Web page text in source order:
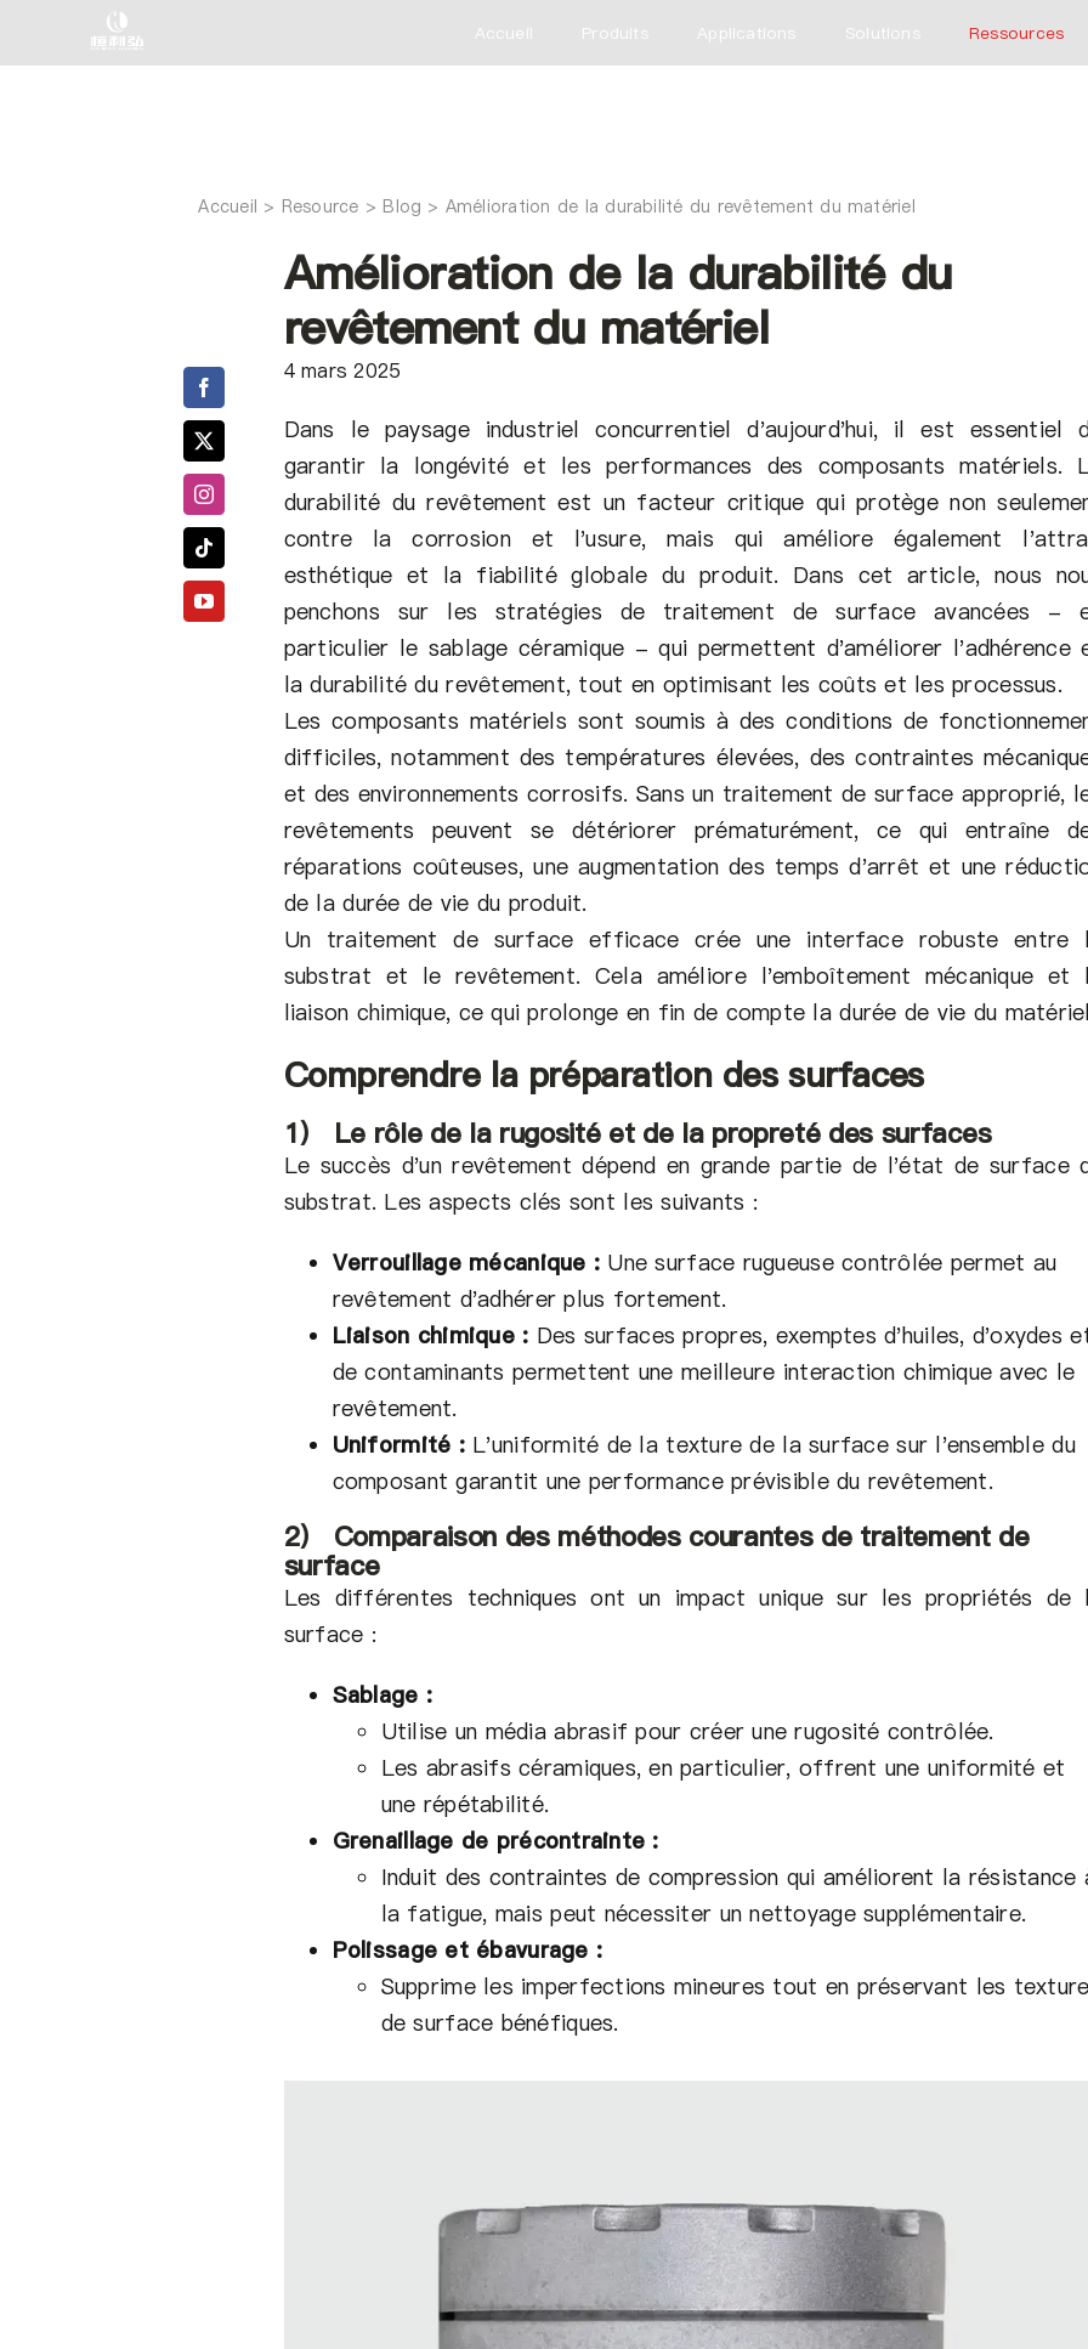
Accueil Produits Applications Solutions Ressources
Accueil Amélioration de la durabilité du revêtement du matériel
Amélioration de la durabilité du
revêtement du matériel
4 mars 2025
Dans le paysage industriel concurrentiel d'aujourd'hui, il est essentiel
garantir la longévité et les performances des composants matériels.
durabilité du revêtement est un facteur critique qui protège non
contre la corrosion et l'usure, mais qui améliore également
esthétique et la fiabilité globale du produit. Dans cet article, nous
penchons sur les stratégies de traitement de surface avancées -
particulier le sablage céramique - qui permettent d'améliorer l'adhérence
la durabilité du revêtement, tout en optimisant les coûts et les processus.
Les composants matériels sont soumis à des conditions de
difficiles, notamment des températures élevées, des contraintes
et des environnements corrosifs. Sans un traitement de surface approprié,
revêtements peuvent se détériorer prématurément, ce qui entraîne
réparations coûteuses, une augmentation des temps d'arrêt et une
de la durée de vie du produit.
Un traitement de surface efficace crée une interface robuste entre
substrat et le revêtement. Cela améliore l'emboîtement mécanique et
liaison chimique, ce qui prolonge en fin de compte la durée de vie du
Comprendre la préparation des surfaces
1） Le rôle de la rugosité et de la propreté des surfaces
Le succès d'un revêtement dépend en grande partie de l'état de surface
substrat. Les aspects clés sont les suivants :
Verrouillage mécanique : Une surface rugueuse contrôlée permet au
revêtement d'adhérer plus fortement.
Liaison chimique : Des surfaces propres, exemptes d'huiles, d'oxydes
de contaminants permettent une meilleure interaction chimique avec le
revêtement.
Uniformité :L'uniformité de la texture de la surface sur l'ensemble du
composant garantit une performance prévisible du revêtement.
2） Comparaison des méthodes courantes de traitement de
surface
Les différentes techniques ont un impact unique sur les propriétés de
surface :
Sablage :
Utilise un média abrasif pour créer une rugosité contrôlée.
Les abrasifs céramiques, en particulier, offrent une uniformité et
une répétabilité.
Grenaillage de précontrainte :
Induit des contraintes de compression qui améliorent la résistance
la fatigue, mais peut nécessiter un nettoyage supplémentaire.
Polissage et ébavurage :
Supprime les imperfections mineures tout en préservant les
de surface bénéfiques.